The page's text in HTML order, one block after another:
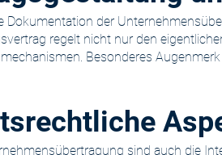
Dokumentation der
regelt nicht nur den
Besonderes
sind auch die